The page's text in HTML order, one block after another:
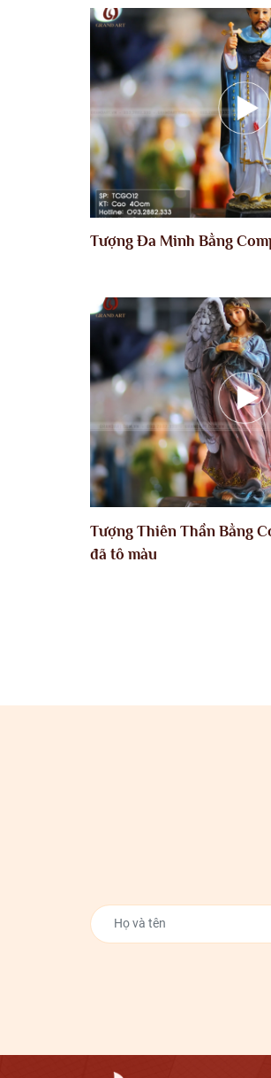
Tượng Đa Minh Bằng
Tượng Thiên Thần Bằng
đã tô màu